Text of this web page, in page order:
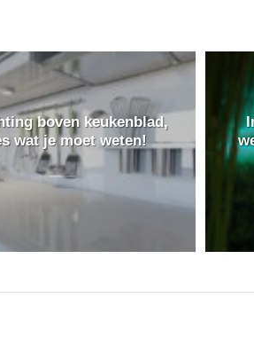
boven keukenblad,
wat je moet weten!